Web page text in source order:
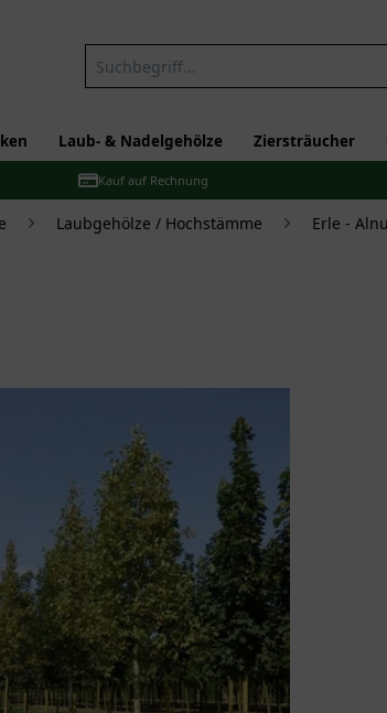
Laub- & Nadelgehölze Ziersträucher
Kauf auf Rechnung
Laubgehölze / Hochstämme Erle -